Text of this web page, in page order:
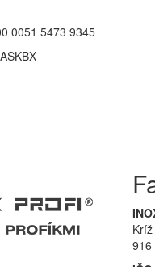
0051 5473 9345
916